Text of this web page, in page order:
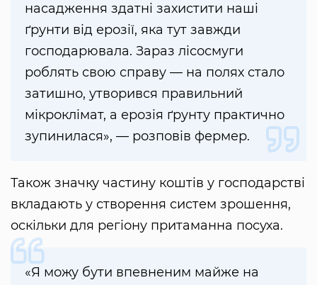
насадження здатні захистити наші
ґрунти від ерозії, яка тут завжди
господарювала. Зараз лісосмуги
роблять свою справу — на полях стало
затишно, утворився правильний
мікроклімат, а ерозія ґрунту практично
зупинилася», — розповів фермер.
Також значку частину коштів у господарстві
вкладають у створення систем зрошення,
оскільки для регіону притаманна посуха.
«Я можу бути впевненим майже на